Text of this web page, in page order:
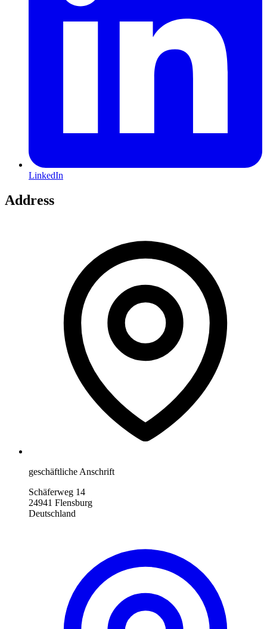
LinkedIn
Address
geschäftliche Anschrift
Schäferweg 14
24941 Flensburg
Deutschland